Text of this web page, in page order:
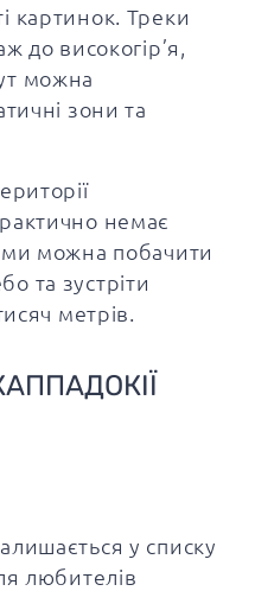
картинок. Треки
до високогір’я,
можна
зони та
немає
можна побачити
та зустріти
метрів.
у списку
любителів